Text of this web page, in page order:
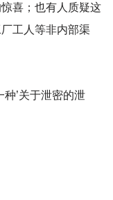
喜；也有人质疑这
工人等非内部渠
’关于泄密的泄